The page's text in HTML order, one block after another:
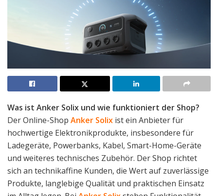
Was ist Anker Solix und wie funktioniert der Shop?
Der Online-Shop Anker Solix ist ein Anbieter für
hochwertige Elektronikprodukte, insbesondere für
Ladegeräte, Powerbanks, Kabel, Smart-Home-Geräte
und weiteres technisches Zubehör. Der Shop richtet
sich an technikaffine Kunden, die Wert auf zuverlässige
Produkte, langlebige Qualität und praktischen Einsatz